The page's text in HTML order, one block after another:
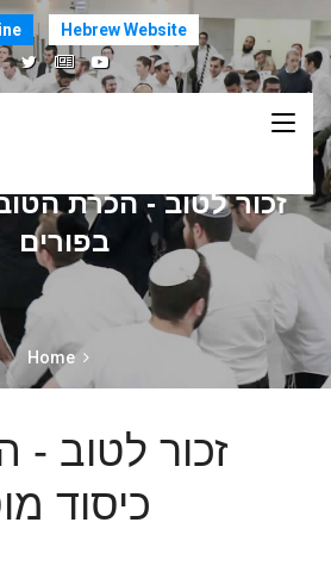
Hebrew Website
זכור לטוב - הכרת
בפורים
Home
זכור לטוב -
כיסוד